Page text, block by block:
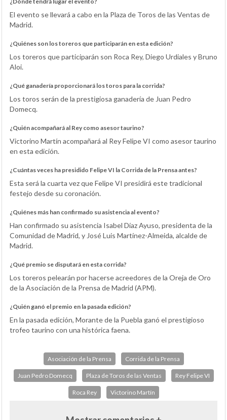
El evento se llevará a cabo en la Plaza de Toros de las Ventas de
Madrid.
¿Quiénes son los toreros que participarán en esta edición?
Los toreros que participarán son Roca Rey, Diego Urdiales y Bruno
Aloi.
¿Qué ganadería proporcionará los toros para la corrida?
Los toros serán de la prestigiosa ganadería de Juan Pedro
Domecq.
¿Quién acompañará al Rey como asesor taurino?
Victorino Martín acompañará al Rey Felipe VI como asesor taurino
en esta edición.
¿Cuántas veces ha presidido Felipe VI la Corrida de la Prensa antes?
Esta será la cuarta vez que Felipe VI presidirá este tradicional
festejo desde su coronación.
¿Quiénes más han confirmado su asistencia al evento?
Han confirmado su asistencia Isabel Díaz Ayuso, presidenta de la
Comunidad de Madrid, y José Luis Martínez-Almeida, alcalde de
Madrid.
¿Qué premio se disputará en esta corrida?
Los toreros pelearán por hacerse acreedores de la Oreja de Oro
de la Asociación de la Prensa de Madrid (APM).
¿Quién ganó el premio en la pasada edición?
En la pasada edición, Morante de la Puebla ganó el prestigioso
trofeo taurino con una histórica faena.
Asociación de la Prensa Corrida de la Prensa
Juan Pedro Domecq Plaza de Toros de las Ventas Rey Felipe VI
Roca Rey Victorino Martín